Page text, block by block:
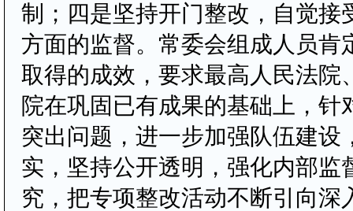
制；四是坚持开门整改，自觉接
方面的监督。常委会组成人员肯
取得的成效，要求最高人民法院
院在巩固已有成果的基础上，针
突出问题，进一步加强队伍建设
实，坚持公开透明，强化内部监
究，把专项整改活动不断引向深